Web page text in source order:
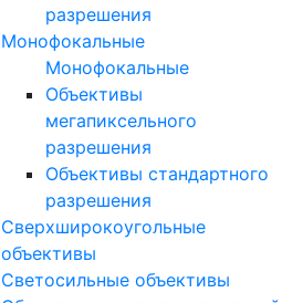
разрешения
Монофокальные
Монофокальные
Объективы
мегапиксельного
разрешения
Объективы стандартного
разрешения
Сверхширокоугольные
объективы
Светосильные объективы